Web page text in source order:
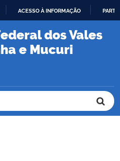
PARA
CONTEÚDO
ACESSO À INFORMAÇÃO
dos Vales
e Mucuri